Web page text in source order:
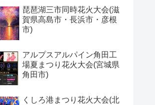
琵琶湖三市同時花火大会(滋
賀県高島市・長浜市・彦根
市)
アルプスアルパイン角田工
場夏まつり花火大会(宮城県
角田市)
くしろ港まつり花火大会(北